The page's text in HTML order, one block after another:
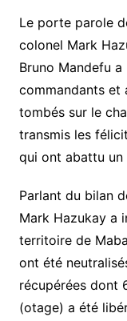
Le porte parole
colonel Mark
Bruno Mandefu
commandants et
tombés sur le
transmis les
qui ont abattu
Parlant du bilan
Mark Hazukay a
territoire de
ont été
récupérées dont
(otage) a été